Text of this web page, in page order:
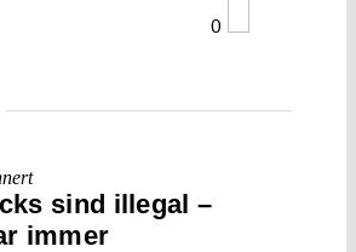
0
sind illegal –
immer